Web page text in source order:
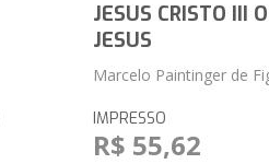
JESUS CRISTO III
JESUS
Marcelo Paintinger de
IMPRESSO
R$ 55,62